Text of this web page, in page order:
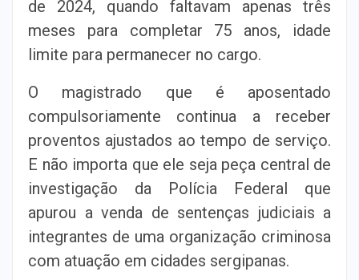
de 2024, quando faltavam apenas três
meses para completar 75 anos, idade
limite para permanecer no cargo.
O magistrado que é aposentado
compulsoriamente continua a receber
proventos ajustados ao tempo de serviço.
E não importa que ele seja peça central de
investigação da Polícia Federal que
apurou a venda de sentenças judiciais a
integrantes de uma organização criminosa
com atuação em cidades sergipanas.